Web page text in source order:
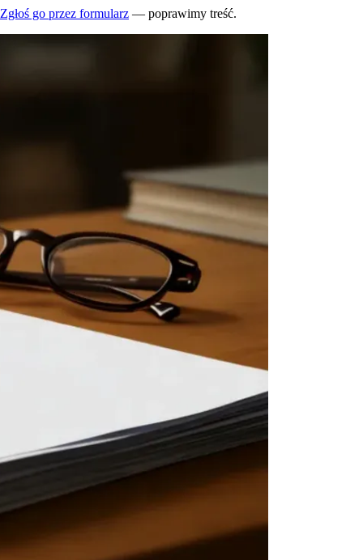
Zgłoś go przez formularz — poprawimy treść.